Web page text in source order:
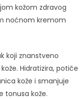
kožom zdravog
noćnom kremom
koji znanstveno
Hidratizira, potiče
kože i smanjuje
tonusa kože.